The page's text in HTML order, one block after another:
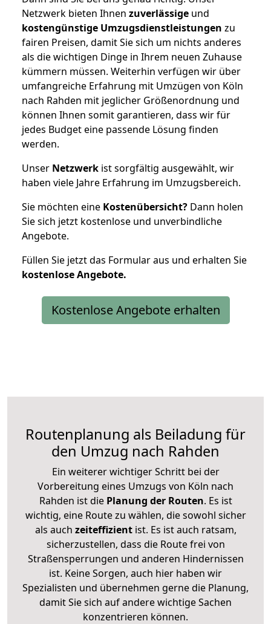
Netzwerk bieten Ihnen zuverlässige und
kostengünstige Umzugsdienstleistungen zu
fairen Preisen, damit Sie sich um nichts anderes
als die wichtigen Dinge in Ihrem neuen Zuhause
kümmern müssen. Weiterhin verfügen wir über
umfangreiche Erfahrung mit Umzügen von Köln
nach Rahden mit jeglicher Größenordnung und
können Ihnen somit garantieren, dass wir für
jedes Budget eine passende Lösung finden
werden.
Unser Netzwerk ist sorgfältig ausgewählt, wir
haben viele Jahre Erfahrung im Umzugsbereich.
Sie möchten eine Kostenübersicht? Dann holen
Sie sich jetzt kostenlose und unverbindliche
Angebote.
Füllen Sie jetzt das Formular aus und erhalten Sie
kostenloseAngebote.
Kostenlose Angebote erhalten
Routenplanung als Beiladung für
den Umzug nach Rahden
Ein weiterer wichtiger Schritt bei der
Vorbereitung eines Umzugs von Köln nach
Rahden ist diePlanung der Routen. Es ist
wichtig, eine Route zu wählen, die sowohl sicher
als auch zeiteffizientist. Es ist auch ratsam,
sicherzustellen, dass die Route frei von
Straßensperrungen und anderen Hindernissen
ist. Keine Sorgen, auch hier haben wir
Spezialisten und übernehmen gerne die Planung,
damit Sie sich auf andere wichtige Sachen
konzentrieren können.